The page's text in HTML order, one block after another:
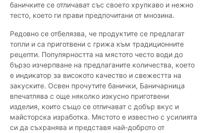
баничките се отличават със своето хрупкаво и нежно
тесто, което ги прави предпочитани от мнозина.
Редовно се отбелязва, че продуктите се предлагат
топли и са приготвени с грижа към традиционните
рецепти. Популярността на мястото често води до
бързо изчерпване на предлаганите количества, което
е индикатор за високото качество и свежестта на
закуските. Освен прочутите банички, Баничарница
впечатлява с още няколко изкусно приготвени
изделия, които също се отличават с добър вкус и
майсторска изработка. Мястото е известно с усилията
си да съхранява и представя най-доброто от